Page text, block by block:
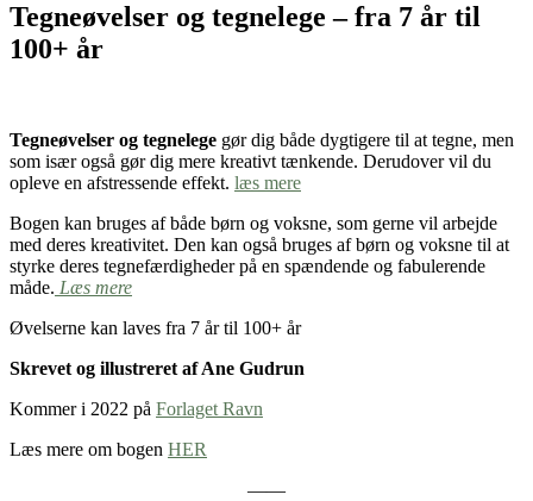
Tegneøvelser og tegnelege – fra 7 år til
100+ år
Tegneøvelser og tegnelege gør dig både dygtigere til at tegne, men
som især også gør dig mere kreativt tænkende. Derudover vil du
opleve en afstressende effekt. læs mere
Bogen kan bruges af både børn og voksne, som gerne vil arbejde
med deres kreativitet. Den kan også bruges af børn og voksne til at
styrke deres tegnefærdigheder på en spændende og fabulerende
måde. Læs mere
Øvelserne kan laves fra 7 år til 100+ år
Skrevet og illustreret af Ane Gudrun
Kommer i 2022 på Forlaget Ravn
Læs mere om bogen HER
——